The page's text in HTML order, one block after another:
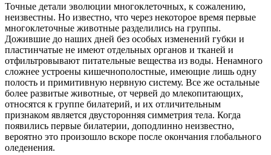
Точные детали эволюции многоклеточных, к сожалению,
неизвестны. Но известно, что через некоторое время первые
многоклеточные животные разделились на группы.
Дожившие до наших дней без особых изменений губки и
пластинчатые не имеют отдельных органов и тканей и
отфильтровывают питательные вещества из воды. Ненамного
сложнее устроены кишечнополостные, имеющие лишь одну
полость и примитивную нервную систему. Все же остальные
более развитые животные, от червей до млекопитающих,
относятся к группе билатерий, и их отличительным
признаком является двусторонняя симметрия тела. Когда
появились первые билатерии, доподлинно неизвестно,
вероятно это произошло вскоре после окончания глобального
оледенения.